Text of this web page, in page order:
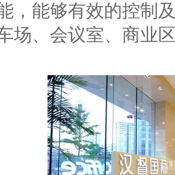
，能够有效的控制
场、会议室、商业